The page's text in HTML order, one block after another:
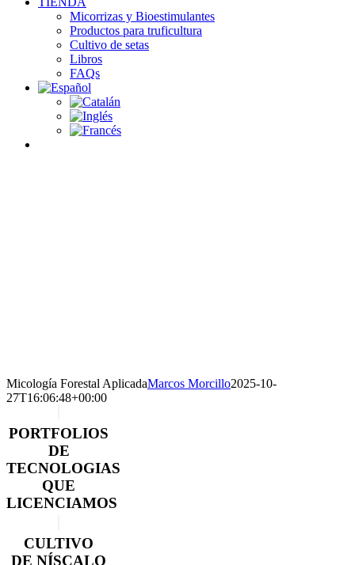
Micorrizas y Bioestimulantes
Productos para truficultura
Cultivo de setas
Libros
FAQs
Micología Forestal AplicadaMarcos Morcillo2025-10-
27T16:06:48+00:00
PORTFOLIOS
DE
TECNOLOGIAS
QUE
LICENCIAMOS
CULTIVO
DE NÍSCALO